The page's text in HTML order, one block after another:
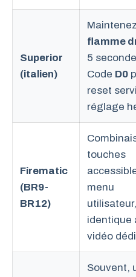
Superior
(italien)
Maintenez
flamme
5
Code D0
reset
réglage
Firematic
(BR9-
BR12)
touches
menu
utilisateur,
identique
vidéo
Souvent,